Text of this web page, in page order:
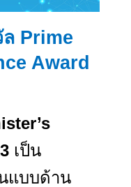
ล Prime
Award
เป็น
แบบด้าน